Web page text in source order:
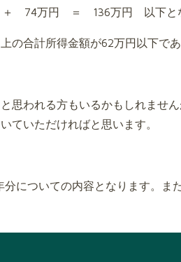
74万円 ＝ 136万円 以下とな
の合計所得金額が62万円以下で
思われる方もいるかもしれませ
ていただければと思います。
についての内容となります。ま